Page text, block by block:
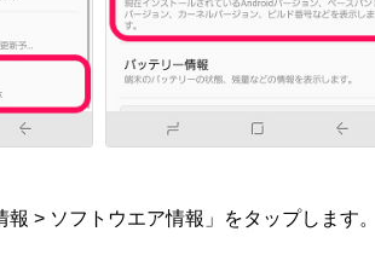
> ソフトウエア情報」をタップします。